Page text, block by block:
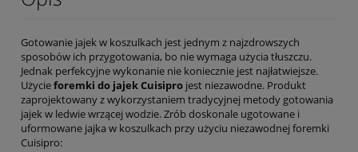
Gotowanie jajek w koszulkach jest jednym z najzdrowszych
sposobów ich przygotowania, bo nie wymaga użycia tłuszczu.
Jednak perfekcyjne wykonanie nie koniecznie jest najłatwiejsze.
Użycieforemki do jajek Cuisipro jest niezawodne. Produkt
zaprojektowany z wykorzystaniem tradycyjnej metody gotowania
jajek w ledwie wrzącej wodzie. Zrób doskonale ugotowane i
uformowane jajka w koszulkach przy użyciu niezawodnej foremki
Cuisipro: